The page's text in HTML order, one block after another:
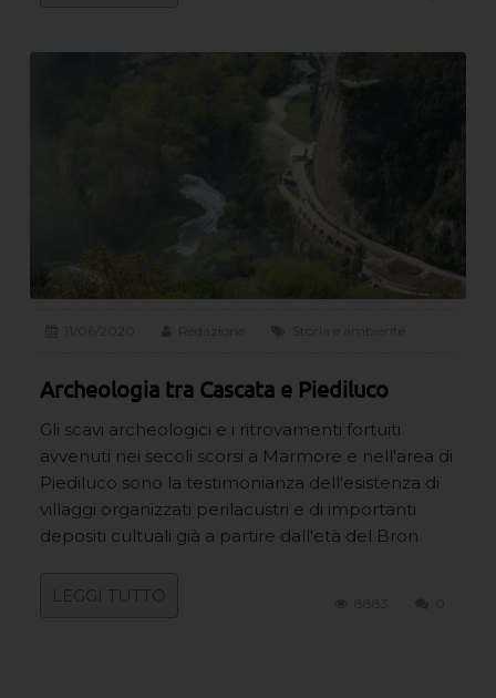
Archeologia tra Cascata e Piediluco
Gli scavi archeologici e i ritrovamenti fortuiti
avvenuti nei secoli scorsi a Marmore e nell'area di
Piediluco sono la testimonianza dell'esistenza di
villaggi organizzati perilacustri e di importanti
depositi cultuali già a partire dall'età del Bron
LEGGI TUTTO